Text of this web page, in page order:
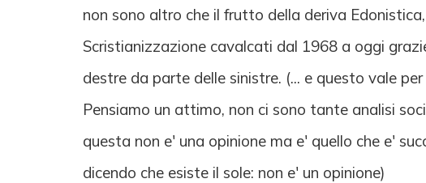
non sono altro che il frutto della deriva
Scristianizzazione cavalcati dal 1968 a oggi
destre da parte delle sinistre. (... e questo vale
Pensiamo un attimo, non ci sono tante analisi
questa non e' una opinione ma e' quello che e'
dicendo che esiste il sole: non e' un opinione)